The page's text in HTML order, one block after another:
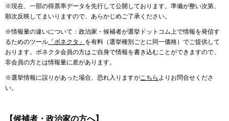
※現在、一部の得票率データを先行して公開しております。準備が整い次第、
順次反映してまいりますので、あらかじめご了承ください。
※情報量の違いについて：政治家・候補者が選挙ドットコム上で情報を発信す
るためのツール 「ボネクタ」 を有料（選挙種別ごとに同一価格）でご提供して
おります。ボネクタ会員の方はご自身で情報を書き込むことができますので、
非会員の方とは情報量に差があります。
※選挙情報に誤りがあった場合、恐れ入りますがこちら よりお問合せくださ
い。
【候補者・政治家の方へ】